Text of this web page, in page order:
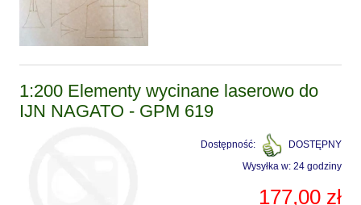
1:200 Elementy wycinane laserowo do
IJN NAGATO - GPM 619
Dostępność:
DOSTĘPNY
Wysyłka w: 24 godziny
177,00 zł